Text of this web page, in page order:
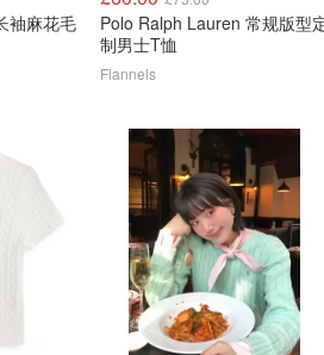
袖麻花毛
Polo Ralph Lauren 常规版型
制男士T恤
Flannels